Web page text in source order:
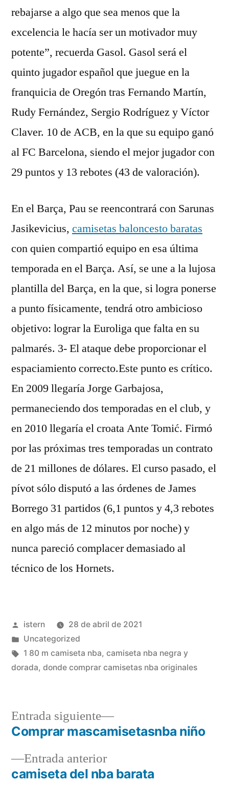
rebajarse a algo que sea menos que la
excelencia le hacía ser un motivador muy
potente”, recuerda Gasol. Gasol será el
quinto jugador español que juegue en la
franquicia de Oregón tras Fernando Martín,
Rudy Fernández, Sergio Rodríguez y Víctor
Claver. 10 de ACB, en la que su equipo ganó
al FC Barcelona, siendo el mejor jugador con
29 puntos y 13 rebotes (43 de valoración).
En el Barça, Pau se reencontrará con Sarunas
Jasikevicius, camisetas baloncesto baratas
con quien compartió equipo en esa última
temporada en el Barça. Así, se une a la lujosa
plantilla del Barça, en la que, si logra ponerse
a punto físicamente, tendrá otro ambicioso
objetivo: lograr la Euroliga que falta en su
palmarés. 3- El ataque debe proporcionar el
espaciamiento correcto.Este punto es crítico.
En 2009 llegaría Jorge Garbajosa,
permaneciendo dos temporadas en el club, y
en 2010 llegaría el croata Ante Tomić. Firmó
por las próximas tres temporadas un contrato
de 21 millones de dólares. El curso pasado, el
pívot sólo disputó a las órdenes de James
Borrego 31 partidos (6,1 puntos y 4,3 rebotes
en algo más de 12 minutos por noche) y
nunca pareció complacer demasiado al
técnico de los Hornets.
Publicado
por
istern
28 de abril de 2021
Publicado
en
Uncategorized
Etiquetas:
1 80 m camiseta nba, camiseta nba negra y
dorada, donde comprar camisetas nba originales
Navegación
deEntrada anteriorEntrada
anterior:
camiseta del nba barata
Entrada siguiente
Entrada
siguiente:
Comprar mascamisetasnba niño